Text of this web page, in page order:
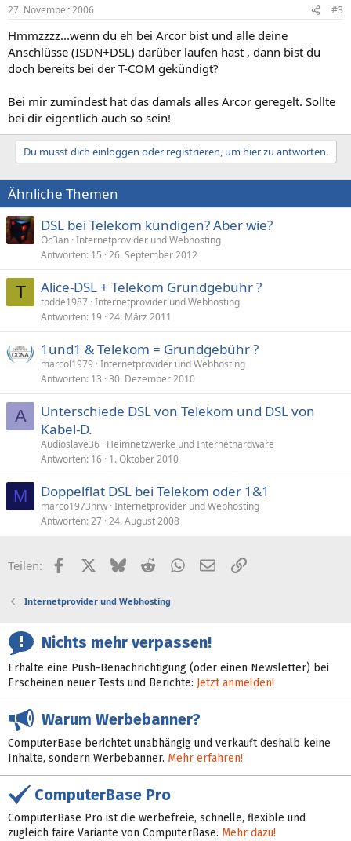
27. November 2006 #3
Hmmzzzz...wenn du eh bei Arcor bist und alle deine
Anschlüsse (ISDN+DSL) darüber laufen hast , dann bist du
doch bereits bei der T-COM gekündigt?
Bei mir zumindest hat das damals alles Arcor geregelt. Sollte
bei dir eigentlich auch so sein!
Du musst dich einloggen oder registrieren, um hier zu antworten.
Ähnliche Themen
DSL bei Telekom kündigen? Aber wie?
Oc3an Internetprovider und Webhosting
Antworten 15 26. September 2012
T Alice-DSL + Telekom Grundgebühr ?
todde1987 Internetprovider und Webhosting
Antworten 19 24. März 2011
1und1 & Telekom = Grundgebühr ?
marcol1979 Internetprovider und Webhosting
Antworten 13 30. Dezember 2010
A
Unterschiede DSL von Telekom und DSL von
Kabel-D.
Audioslave36 Heimnetzwerke und Internethardware
Antworten 16 1. Oktober 2010
M Doppelflat DSL bei Telekom oder 1&1
marco1973nrw Internetprovider und Webhosting
Antworten 27 24. August 2008
Teilen: FacebookX (Twitter)
BlueskyRedditWhatsApp
E-MailLink
Internetprovider und Webhosting
Nichts mehr verpassen!
Erhalte eine Push-Benachrichtigung (oder einen Newsletter) bei
Erscheinen neuer Tests und Berichte: Jetzt anmelden!
Warum Werbebanner?
ComputerBase berichtet unabhängig und verkauft deshalb keine
Inhalte, sondern Werbebanner. Mehr erfahren!
ComputerBase Pro
ComputerBase Pro ist die werbefreie, schnelle, flexible und
zugleich faire Variante von ComputerBase. Mehr dazu!